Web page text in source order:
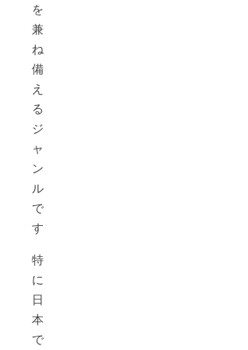
を
兼
ね
備
え
る
ジ
ャ
ン
ル
で
す。
特
に、
日
本
で